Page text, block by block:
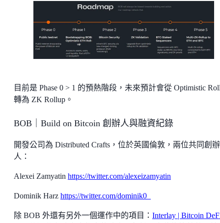
目前是 Phase 0 > 1 的預熱階段，未來預計會從 Optimistic
轉為 ZK Rollup。
BOB｜Build on Bitcoin 創辦人與融資紀錄
開發公司為 Distributed Crafts，位於英國倫敦，兩位共同創辦
人：
Alexei Zamyatin https://twitter.com/alexeizamyatin
Dominik Harz https://twitter.com/dominik0_
除 BOB 外還有另外一個運作中的項目： Interlay | Bitcoin